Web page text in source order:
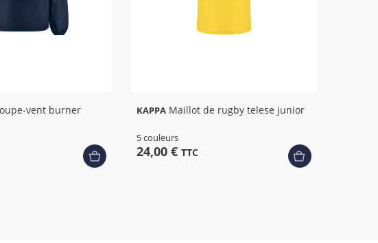
vent burner + 1
KAPPA Maillot de rugby telese junior
5 couleurs
24,00 €TTC